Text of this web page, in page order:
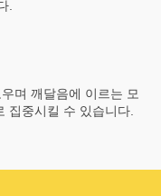
.
며 깨달음에 이르는 모
집중시킬 수 있습니다.